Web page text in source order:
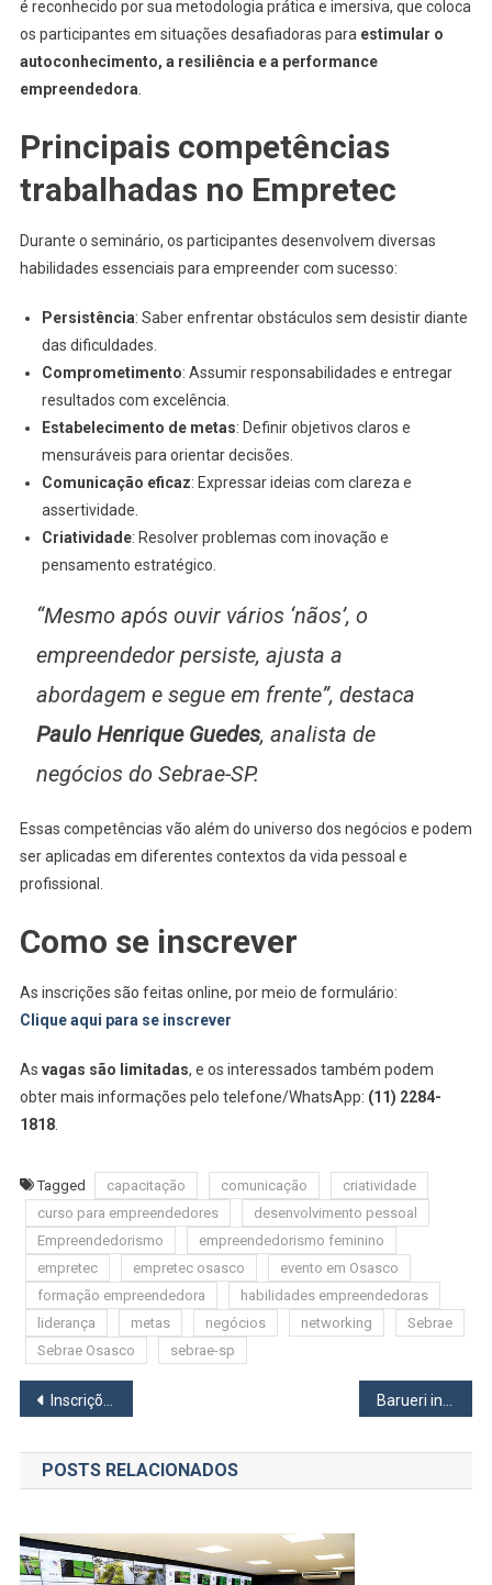
é reconhecido por sua metodologia prática e imersiva, que coloca
os participantes em situações desafiadoras para estimular o
autoconhecimento, a resiliência e a performance
empreendedora
Principais competências
trabalhadas no Empretec
Durante o seminário, os participantes desenvolvem diversas
habilidades essenciais para empreender com sucesso:
Persistência: Saber enfrentar obstáculos sem desistir diante
das dificuldades.
Comprometimento: Assumir responsabilidades e entregar
resultados com excelência.
Estabelecimento de metas: Definir objetivos claros e
mensuráveis para orientar decisões.
Comunicação eficaz: Expressar ideias com clareza e
assertividade.
Criatividade: Resolver problemas com inovação e
pensamento estratégico.
“Mesmo após ouvir vários ‘nãos’, o
empreendedor persiste, ajusta a
abordagem e segue em frente”, destaca
Paulo Henrique Guedes, analista de
negócios do Sebrae-SP.
Essas competências vão além do universo dos negócios e podem
ser aplicadas em diferentes contextos da vida pessoal e
profissional.
Como se inscrever
As inscrições são feitas online, por meio de formulário:
Clique aqui para se inscrever
As vagas são limitadas, e os interessados também podem
obter mais informações pelo telefone/WhatsApp: (11) 2284-
1818.
Tagged capacitação comunicação
criatividade
curso para empreendedores
desenvolvimento pessoal
Empreendedorismo
empreendedorismo feminino
empretec
empretec osasco
evento em Osasco
formação empreendedora
habilidades empreendedoras
liderança
metas negócios networking
Sebrae
Sebrae Osasco
sebrae-sp
Navegação
de
Post
Inscrições para o COMDEMA Osasco estão abertas até 11 de julho
POSTS RELACIONADOS